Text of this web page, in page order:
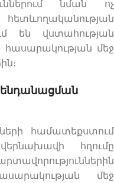
նման ոչ
են վստահության
մեջ
համատեքստում
հղումը
մեջ